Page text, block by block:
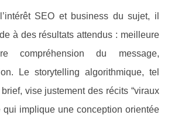
SEO et business du sujet, il
à des résultats attendus : meilleure
compréhension du message,
Le storytelling algorithmique, tel
vise justement des récits “viraux
qui implique une conception orientée